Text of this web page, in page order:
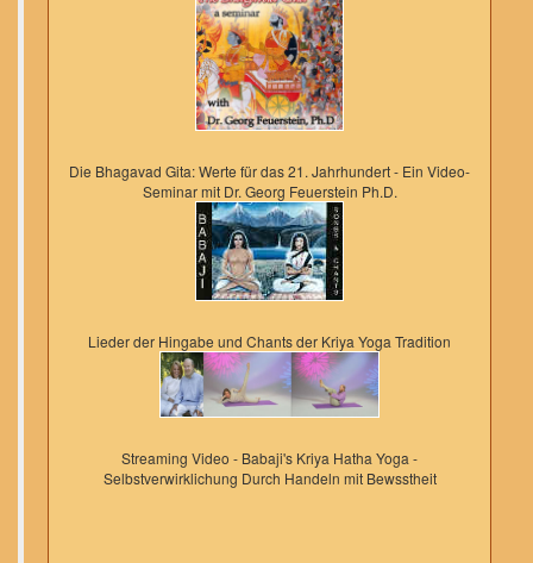
Die Bhagavad Gita: Werte für das 21. Jahrhundert - Ein Video-
Seminar mit Dr. Georg Feuerstein Ph.D.
Lieder der Hingabe und Chants der Kriya Yoga Tradition
Streaming Video - Babaji's Kriya Hatha Yoga -
Selbstverwirklichung Durch Handeln mit Bewsstheit